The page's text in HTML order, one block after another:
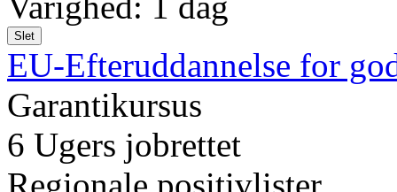
Slet
EU-Efteruddannelse for
Garantikursus
6 Ugers jobrettet